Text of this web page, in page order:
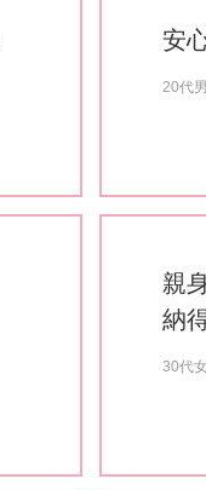
安
20代
親
納
30代